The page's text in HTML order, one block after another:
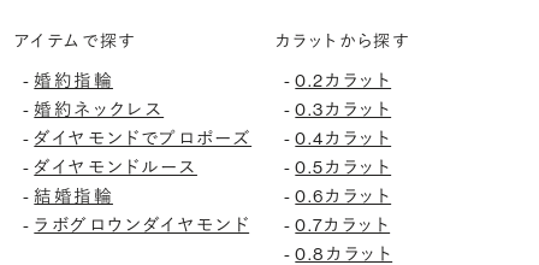
アイテムで探す
-婚約指輪
-婚約ネックレス
-ダイヤモンドでプロポーズ
-ダイヤモンドルース
-結婚指輪
- ラボグロウンダイヤモンド
カラットから探す
-0.2カラット
-0.3カラット
-0.4カラット
-0.5カラット
-0.6カラット
-0.7カラット
-0.8カラット